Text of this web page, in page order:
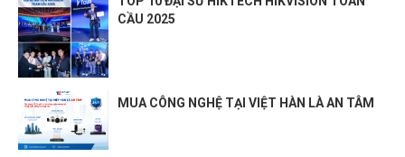
CẦU 2025
MUA CÔNG NGHỆ TẠI VIỆT HÀN LÀ AN TÂM